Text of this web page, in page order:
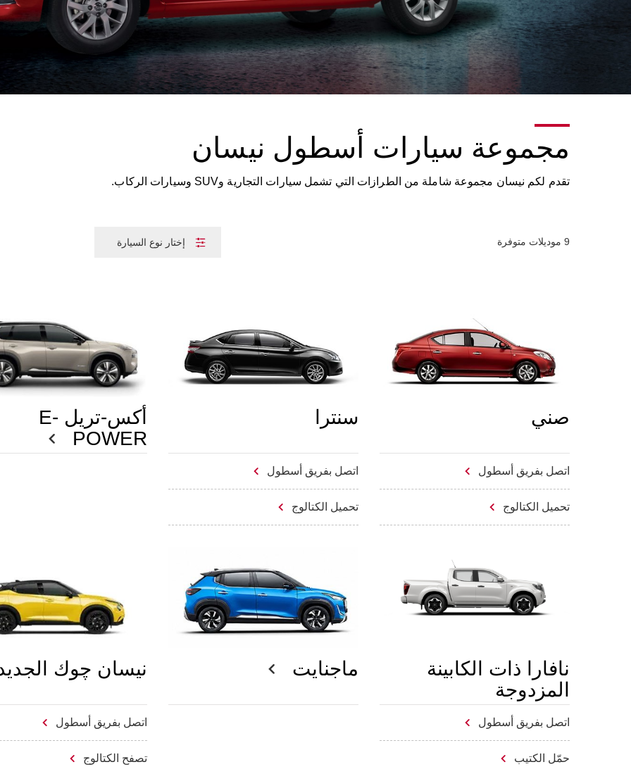
مجموعة سيارات أسطول نيسان
تقدم لكم نيسان مجموعة شاملة من الطرازات التي تشمل سيارات التجارية وSUV وسيارات الركاب.
إختار نوع السيارة 9 موديلات متوفرة
صني
اتصل بفريق أسطول
تحميل الكتالوج
سنترا
اتصل بفريق أسطول
تحميل الكتالوج
أكس-تريل E-
POWER
نافارا ذات الكابينة
المزدوجة
اتصل بفريق أسطول
حمّل الكتيب
ماجنايت نيسان چوك
اتصل بفريق أسطول
تصفح الكتالوج